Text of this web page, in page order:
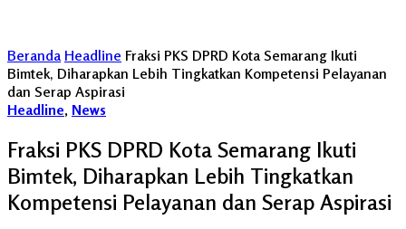
Beranda Headline Fraksi PKS DPRD Kota Semarang Ikuti
Bimtek, Diharapkan Lebih Tingkatkan Kompetensi Pelayanan
dan Serap Aspirasi
Headline, News
Fraksi PKS DPRD Kota Semarang Ikuti
Bimtek, Diharapkan Lebih Tingkatkan
Kompetensi Pelayanan dan Serap Aspirasi